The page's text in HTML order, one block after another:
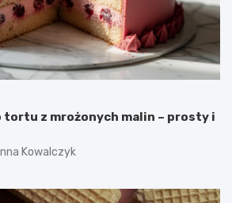
tortu z mrożonych malin – prosty i
Kowalczyk